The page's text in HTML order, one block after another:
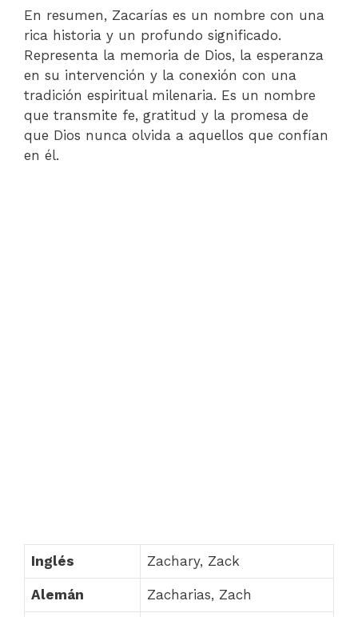
En resumen, Zacarías es un nombre con una
rica historia y un profundo significado.
Representa la memoria de Dios, la esperanza
en su intervención y la conexión con una
tradición espiritual milenaria. Es un nombre
que transmite fe, gratitud y la promesa de
que Dios nunca olvida a aquellos que confían
en él.
Inglés Zachary, Zack
Alemán Zacharias, Zach